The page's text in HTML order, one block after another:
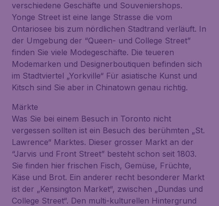
verschiedene Geschäfte und Souveniershops.
Yonge Street ist eine lange Strasse die vom
Ontariosee bis zum nördlichen Stadtrand verläuft. In
der Umgebung der “Queen- und College Street”
finden Sie viele Modegeschäfte. Die teueren
Modemarken und Designerboutiquen befinden sich
im Stadtviertel „Yorkville“ Für asiatische Kunst und
Kitsch sind Sie aber in Chinatown genau richtig.
Märkte
Was Sie bei einem Besuch in Toronto nicht
vergessen sollten ist ein Besuch des berühmten „St.
Lawrence“ Marktes. Dieser grosser Markt an der
“Jarvis und Front Street” besteht schon seit 1803.
Sie finden hier frischen Fisch, Gemüse, Früchte,
Käse und Brot. Ein anderer recht besonderer Markt
ist der „Kensington Market“, zwischen „Dundas und
College Street“. Den multi-kulturellen Hintergrund